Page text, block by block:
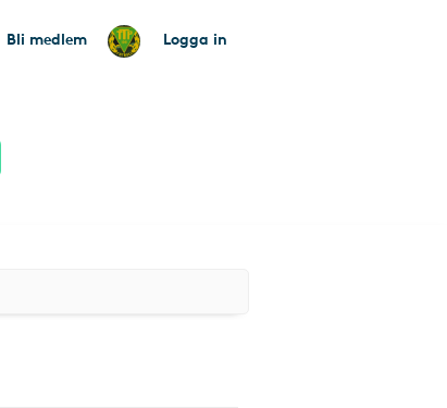
Bli medlem Logga in